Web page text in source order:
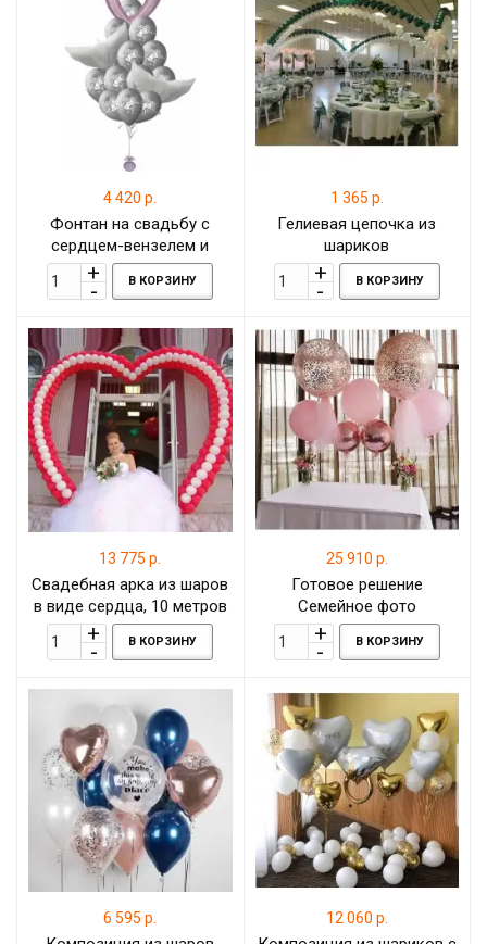
4 420 р.
Фонтан на свадьбу с
сердцем-вензелем и
голубями
В КОРЗИНУ
1 365 р.
Гелиевая цепочка из
шариков
В КОРЗИНУ
13 775 р.
Свадебная арка из шаров
в виде сердца, 10 метров
В КОРЗИНУ
25 910 р.
Готовое решение
Семейное фото
В КОРЗИНУ
6 595 р. 12 060 р.